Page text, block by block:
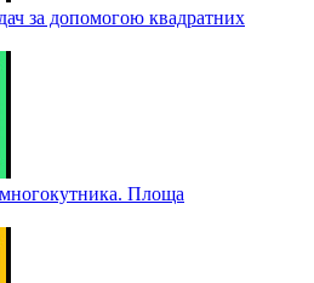
за допомогою квадратних
Площа